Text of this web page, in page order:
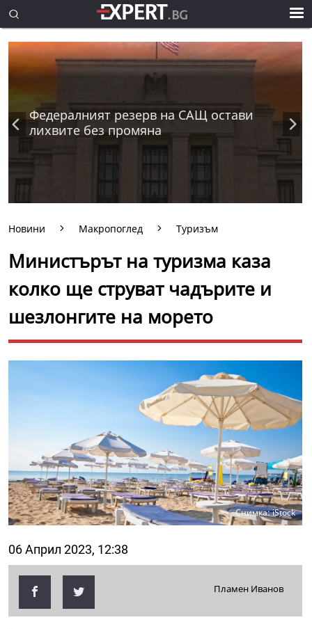
Федералният резерв на САЩ остави
лихвите без промяна
Новини Макропоглед Туризъм
Министърът на туризма каза
колко ще струват чадърите и
шезлонгите на морето
Снимка: iStock
06 Април 2023, 12:38
Пламен Иванов